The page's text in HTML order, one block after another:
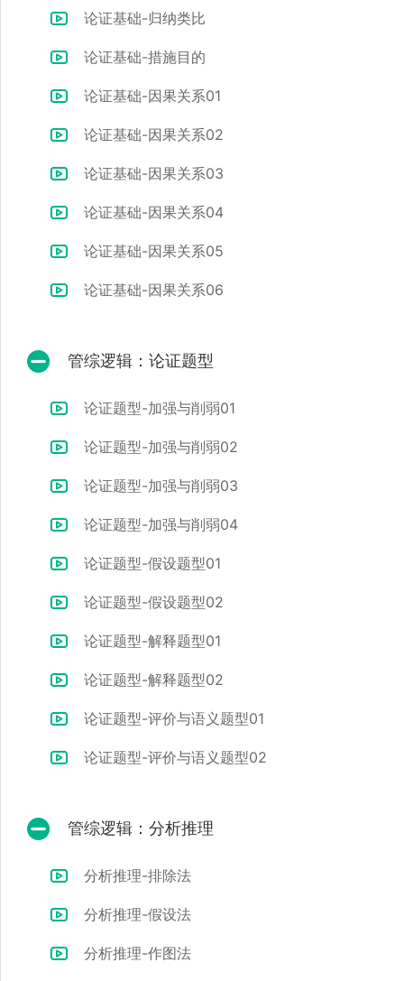
论证基础-归纳类比
论证基础-措施目的
论证基础-因果关系01
论证基础-因果关系02
论证基础-因果关系03
论证基础-因果关系04
论证基础-因果关系05
论证基础-因果关系06
管综逻辑：论证题型
论证题型-加强与削弱01
论证题型-加强与削弱02
论证题型-加强与削弱03
论证题型-加强与削弱04
论证题型-假设题型01
论证题型-假设题型02
论证题型-解释题型01
论证题型-解释题型02
论证题型-评价与语义题型01
论证题型-评价与语义题型02
管综逻辑：分析推理
分析推理-排除法
分析推理-假设法
分析推理-作图法